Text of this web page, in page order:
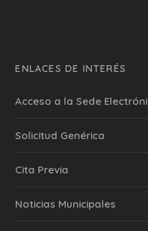
ENLACES DE INTERÉS
Acceso a la Sede
Solicitud Genérica
Cita Previa
‎Noticias Municipales